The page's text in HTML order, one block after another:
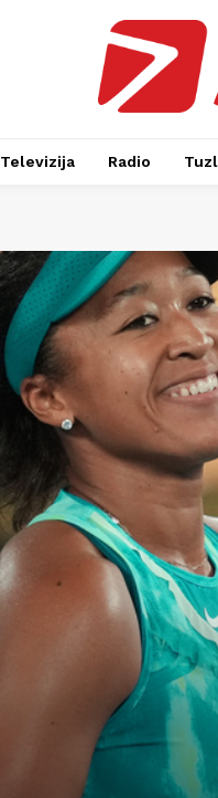
Televizija Radio